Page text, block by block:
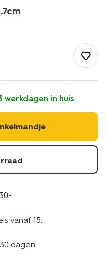
werkdagen in huis
vanaf 15.-
dagen